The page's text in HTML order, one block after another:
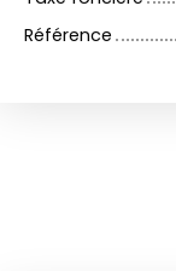
Référence